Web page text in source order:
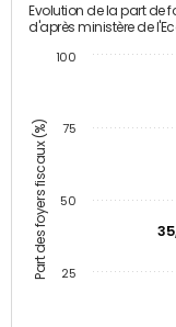
Part des foyers fiscaux (%)
Evolution de la part de
d'après ministère de
25
50
75
100